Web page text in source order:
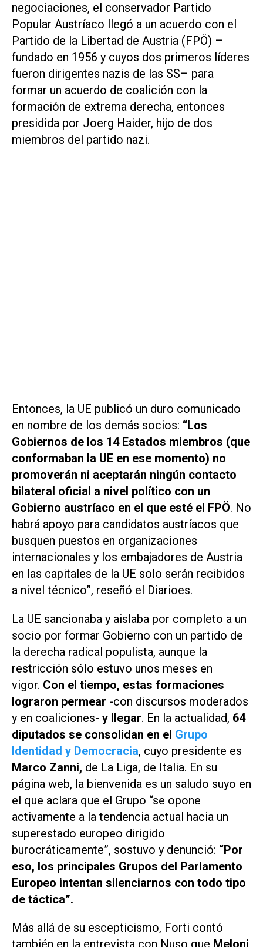
negociaciones, el conservador Partido
Popular Austríaco llegó a un acuerdo con el
Partido de la Libertad de Austria (FPÖ) –
fundado en 1956 y cuyos dos primeros líderes
fueron dirigentes nazis de las SS– para
formar un acuerdo de coalición con la
formación de extrema derecha, entonces
presidida por Joerg Haider, hijo de dos
miembros del partido nazi.
Entonces, la UE publicó un duro comunicado
en nombre de los demás socios: “Los
Gobiernos de los 14 Estados miembros (que
conformaban la UE en ese momento) no
promoverán ni aceptarán ningún contacto
bilateral oficial a nivel político con un
Gobierno austríaco en el que esté el FPÖ. No
habrá apoyo para candidatos austríacos que
busquen puestos en organizaciones
internacionales y los embajadores de Austria
en las capitales de la UE solo serán recibidos
a nivel técnico”, reseñó el Diarioes.
La UE sancionaba y aislaba por completo a un
socio por formar Gobierno con un partido de
la derecha radical populista, aunque la
restricción sólo estuvo unos meses en
vigor. Con el tiempo, estas formaciones
lograron permear -con discursos moderados
y en coaliciones- y llegar. En la actualidad, 64
diputados se consolidan en el Grupo
Identidad y Democracia, cuyo presidente es
Marco Zanni, de La Liga, de Italia. En su
página web, la bienvenida es un saludo suyo en
el que aclara que el Grupo “se opone
activamente a la tendencia actual hacia un
superestado europeo dirigido
burocráticamente”, sostuvo y denunció: “Por
eso, los principales Grupos del Parlamento
Europeo intentan silenciarnos con todo tipo
de táctica”.
Más allá de su escepticismo, Forti contó